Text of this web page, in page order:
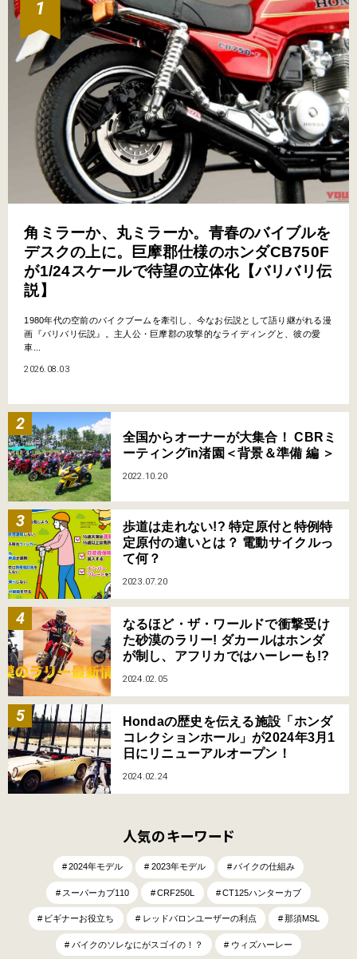
角ミラーか、丸ミラーか。青春のバイブルを
デスクの上に。巨摩郡仕様のホンダCB750F
が1/24スケールで待望の立体化【バリバリ伝
説】
1980年代の空前のバイクブームを牽引し、今なお伝説として語り継がれる漫
画『バリバリ伝説』。主人公・巨摩郡の攻撃的なライディングと、彼の愛
車...
2026.08.03
全国からオーナーが大集合！ CBRミ
ーティングin渚園＜背景＆準備 編 ＞
2022.10.20
歩道は走れない!? 特定原付と特例特
定原付の違いとは？ 電動サイクルっ
て何？
2023.07.20
なるほど・ザ・ワールドで衝撃受け
た砂漠のラリー! ダカールはホンダ
が制し、アフリカではハーレーも!?
2024.02.05
Hondaの歴史を伝える施設「ホンダ
コレクションホール」が2024年3月1
日にリニューアルオープン！
2024.02.24
人気のキーワード
2024年モデル 2023年モデル バイクの仕組み
スーパーカブ110 CRF250L CT125ハンターカブ
ビギナーお役立ち レッドバロンユーザーの利点 那須MSL
バイクのソレなにがスゴイの！？ ウィズハーレー